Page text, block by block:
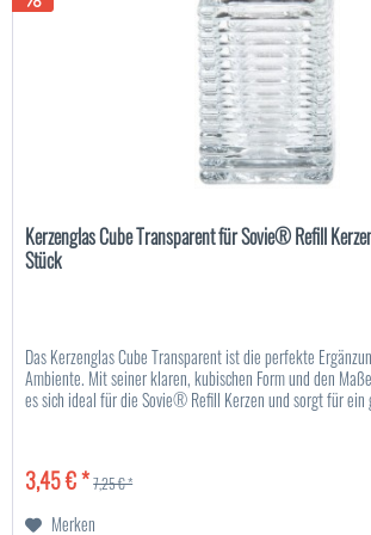
Kerzenglas Cube Transparent für Sovie® Refill
Stück
Das Kerzenglas Cube Transparent ist die perfekte
Ambiente. Mit seiner klaren, kubischen Form und den
es sich ideal für die Sovie® Refill Kerzen und sorgt für ein
3,45 € *7,25 € *
Merken